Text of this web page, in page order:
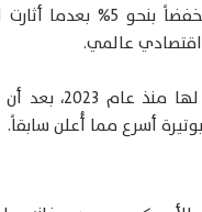
وأغلق المؤشر “ستاندرد
اقتصادي عالمي.
كما سجلت أسعار
بوتيرة أسرع مما أُعلن سابقاً.